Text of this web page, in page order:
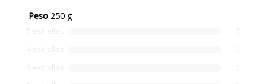
Peso 250 g